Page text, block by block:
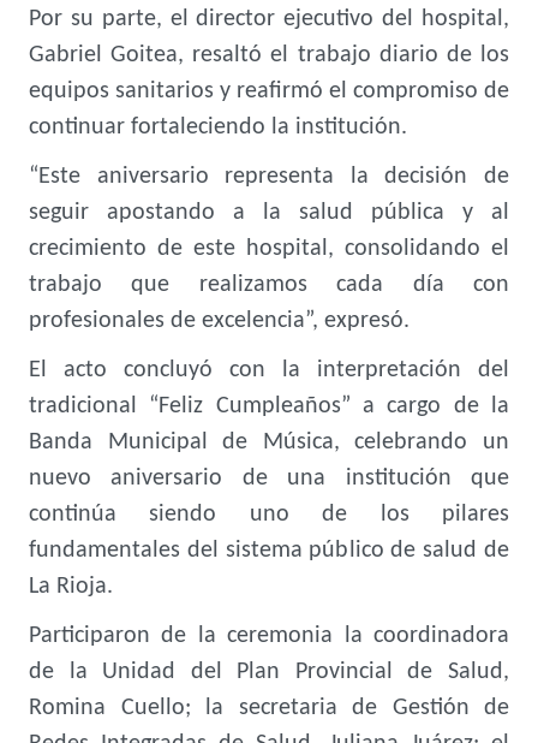
Por su parte, el director ejecutivo del hospital,
Gabriel Goitea, resaltó el trabajo diario de los
equipos sanitarios y reafirmó el compromiso de
continuar fortaleciendo la institución.
“Este aniversario representa la decisión de
seguir apostando a la salud pública y al
crecimiento de este hospital, consolidando el
trabajo que realizamos cada día con
profesionales de excelencia”, expresó.
El acto concluyó con la interpretación del
tradicional “Feliz Cumpleaños” a cargo de la
Banda Municipal de Música, celebrando un
nuevo aniversario de una institución que
continúa siendo uno de los pilares
fundamentales del sistema público de salud de
La Rioja.
Participaron de la ceremonia la coordinadora
de la Unidad del Plan Provincial de Salud,
Romina Cuello; la secretaria de Gestión de